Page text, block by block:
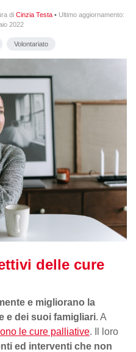
di Cinzia Testa • Ultimo aggiornamento:
2022
Volontariato
delle cure
e migliorano la
e dei suoi famigliari. A
le cure palliative. Il loro
ed interventi che non